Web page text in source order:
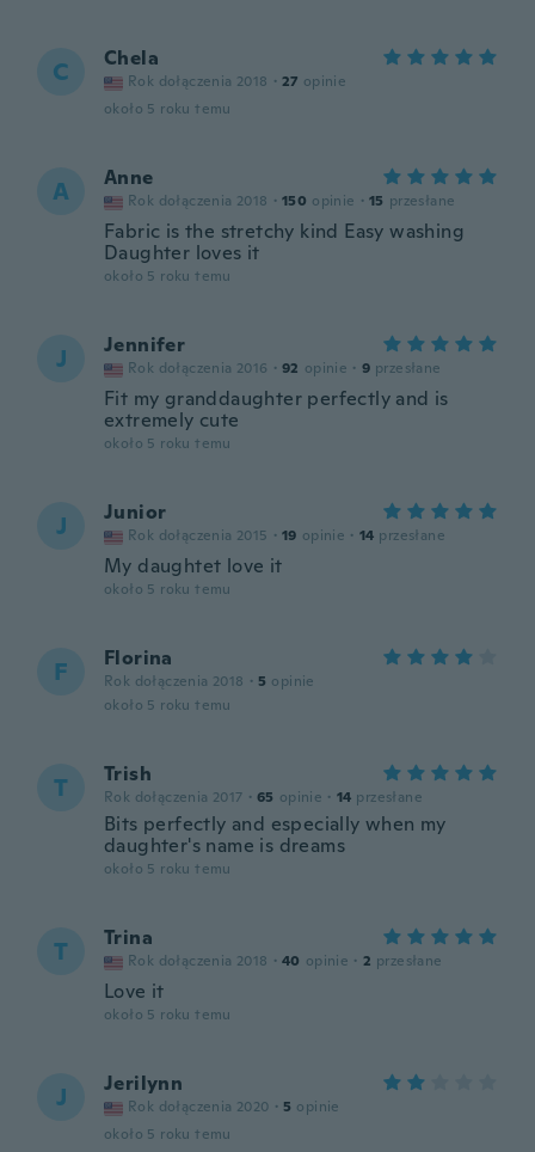
C Chela
Rok dołączenia 2018 · 27 opinie
około 5 roku temu
A Anne
Rok dołączenia 2018 · 150 opinie · 15 przesłane
Fabric is the stretchy kind Easy washing
Daughter loves it
około 5 roku temu
J Jennifer
Rok dołączenia 2016 · 92 opinie · 9 przesłane
Fit my granddaughter perfectly and is
extremely cute
około 5 roku temu
J Junior
Rok dołączenia 2015 · 19 opinie · 14 przesłane
My daughtet love it
około 5 roku temu
F Florina
Rok dołączenia 2018 · 5 opinie
około 5 roku temu
T Trish
Rok dołączenia 2017 · 65 opinie · 14 przesłane
Bits perfectly and especially when my
daughter's name is dreams
około 5 roku temu
T Trina
Rok dołączenia 2018 · 40 opinie · 2 przesłane
Love it
około 5 roku temu
J Jerilynn
Rok dołączenia 2020 · 5 opinie
około 5 roku temu